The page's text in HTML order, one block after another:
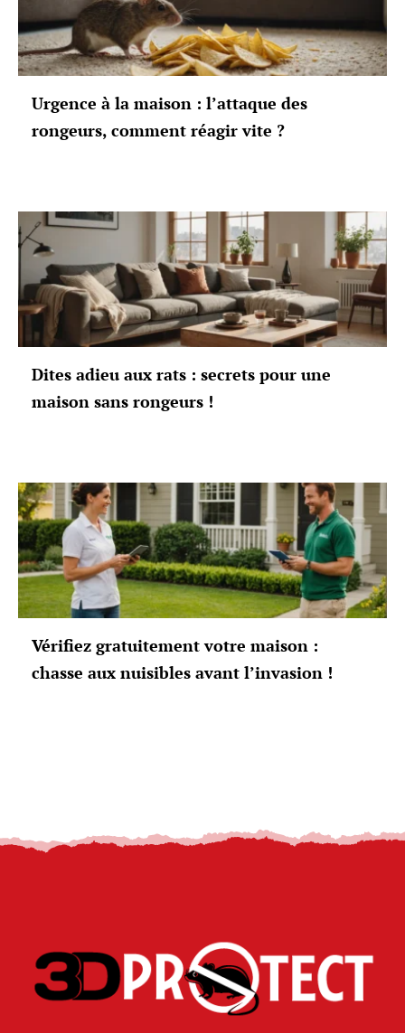
Urgence à la maison : l’attaque des
rongeurs, comment réagir vite ?
Dites adieu aux rats : secrets pour une
maison sans rongeurs !
Vérifiez gratuitement votre maison :
chasse aux nuisibles avant l’invasion !